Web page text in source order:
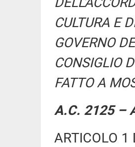
CULTURA E
GOVERNO
CONSIGLIO
FATTO A
A.C. 2125 –
ARTICOLO 1